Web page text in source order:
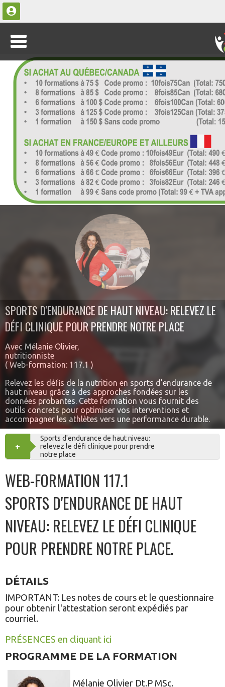
SPORTS D'ENDURANCE DE HAUT NIVEAU: RELEVEZ LE
DÉFI CLINIQUE POUR PRENDRE NOTRE PLACE
Avec Mélanie Olivier,
nutritionniste
( Web-formation: 117.1 )
Relevez les défis de la nutrition en sports d’endurance de
haut niveau grâce à des approches fondées sur les
données probantes. Cette formation vous fournit des
outils concrets pour optimiser vos interventions et
accompagner les athlètes vers une performance durable.
+ AJOUTER
PANIER
Sports d'endurance de haut niveau:
relevez le défi clinique pour prendre
notre place
WEB-FORMATION 117.1
SPORTS D'ENDURANCE DE HAUT
NIVEAU: RELEVEZ LE DÉFI CLINIQUE
POUR PRENDRE NOTRE PLACE.
DÉTAILS
IMPORTANT: Les notes de cours et le questionnaire
pour obtenir l'attestation seront expédiés par
courriel.
PRÉSENCES en cliquant ici
PROGRAMME DE LA FORMATION
Mélanie Olivier Dt.P MSc.